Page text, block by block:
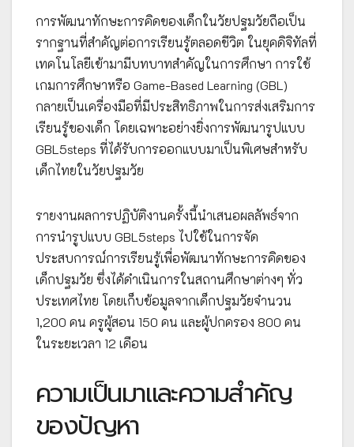
การพัฒนาทักษะการคิดของเด็กในวัยปฐมวัยถือเป็น
รากฐานที่สำคัญต่อการเรียนรู้ตลอดชีวิต ในยุคดิจิทัลที่
เทคโนโลยีเข้ามามีบทบาทสำคัญในการศึกษา การใช้
เกมการศึกษาหรือ Game-Based Learning (GBL)
กลายเป็นเครื่องมือที่มีประสิทธิภาพในการส่งเสริมการ
เรียนรู้ของเด็ก โดยเฉพาะอย่างยิ่งการพัฒนารูปแบบ
GBL5steps ที่ได้รับการออกแบบมาเป็นพิเศษสำหรับ
เด็กไทยในวัยปฐมวัย
รายงานผลการปฏิบัติงานครั้งนี้นำเสนอผลลัพธ์จาก
การนำรูปแบบ GBL5steps ไปใช้ในการจัด
ประสบการณ์การเรียนรู้เพื่อพัฒนาทักษะการคิดของ
เด็กปฐมวัย ซึ่งได้ดำเนินการในสถานศึกษาต่างๆ ทั่ว
ประเทศไทย โดยเก็บข้อมูลจากเด็กปฐมวัยจำนวน
1,200 คน ครูผู้สอน 150 คน และผู้ปกครอง 800 คน
ในระยะเวลา 12 เดือน
ความเป็นมาและความสำคัญ
ของปัญหา